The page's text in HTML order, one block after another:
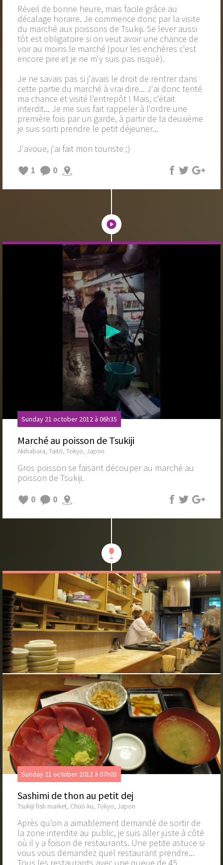
Réveil de bonne heure, mais facile grâce au
décalage horaire. Je commence donc par la visite
du marché aux poissons de Tsukiji. Se lever aussi
tôt est obligatoire si on veut avoir une chance de
voir au moins le marché (pour les enchères c'est
encore pire et je ne m'y suis pas risqué).
Je ne savais pas si j'avais le droit de rentrer dans
cette partie du marché à vrai dire... J'ai donc tenté
ma chance et visité l’entrepôt ! Mais, c'était
interdit... Je me suis fait rappeler à l'ordre une
première fois par un garde, à partir de la deuxième
je suis sorti prendre le petit déjeuner...
J'avoue, j'ai fait mon touriste ;)
1
0
Sunday 21 october 2012 à 06h35
Marché au poisson de Tsukiji
Akihabara, Taitō, Tokyo, Japon
Gros poisson se faisant découper au marché au
poisson de Tsukiji.
0
0
Sunday 21 october 2012 à 07h05
Sashimi de thon au petit dej
Tsukiji fish market, Chūō-ku, Tokyo, Japon
Après qu'on a aimablement demandé de sortir de
la zone interdite au public, je suis aller juste à côté
où il y a foison de restaurants. Une petite astuce si
vous vous demandez quel restaurant prendre...